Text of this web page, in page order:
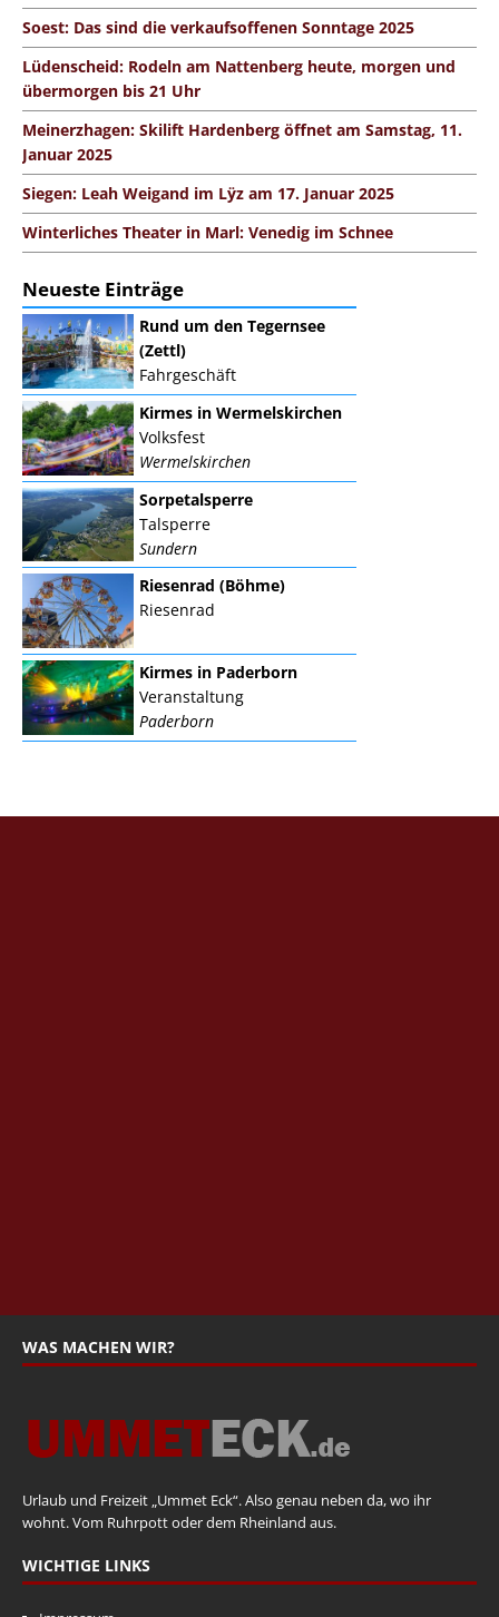
Soest: Das sind die verkaufsoffenen Sonntage 2025
Lüdenscheid: Rodeln am Nattenberg heute, morgen und
übermorgen bis 21 Uhr
Meinerzhagen: Skilift Hardenberg öffnet am Samstag, 11.
Januar 2025
Siegen: Leah Weigand im Lÿz am 17. Januar 2025
Winterliches Theater in Marl: Venedig im Schnee
Neueste Einträge
Rund um den Tegernsee
(Zettl)
Fahrgeschäft
Kirmes in Wermelskirchen
Volksfest
Wermelskirchen
Sorpetalsperre
Talsperre
Sundern
Riesenrad (Böhme)
Riesenrad
Kirmes in Paderborn
Veranstaltung
Paderborn
WAS MACHEN WIR?
Urlaub und Freizeit „Ummet Eck“. Also genau neben da, wo ihr
wohnt. Vom Ruhrpott oder dem Rheinland aus.
WICHTIGE LINKS